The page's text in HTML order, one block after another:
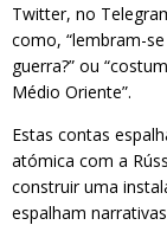
Twitter, no
como, “lembram-
guerra?” ou
Médio Oriente”.
Estas contas
atómica com a
construir uma
espalham